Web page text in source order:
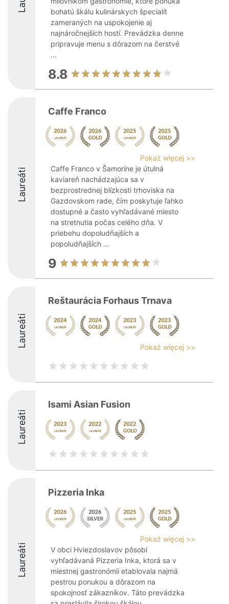
bohatú škálu kulinárskych špecialít
zameraných na uspokojenie aj
najnáročnejších hostí. Prevádzka denne
pripravuje menu s dôrazom na čerstvé
...
8.8
Laureáti
Caffe Franco
Pokaż więcej >>
Caffe Franco v Šamoríne je útulná
kaviareň nachádzajúca sa v
bezprostrednej blízkosti trhoviska na
Gazdovskom rade, čím poskytuje ľahko
dostupné a často vyhľadávané miesto
na stretnutia počas celého dňa. V
priebehu dopoludňajších a
popoludňajších ...
9
Laureáti
Reštaurácia Forhaus Trnava
Pokaż więcej >>
Laureáti
Isami Asian Fusion
Laureáti
Pizzeria Inka
Pokaż więcej >>
V obci Hviezdoslavov pôsobí
vyhľadávaná Pizzeria Inka, ktorá sa v
miestnej gastronómii etablovala najmä
pestrou ponukou a dôrazom na
spokojnosť zákazníkov. Táto prevádzka